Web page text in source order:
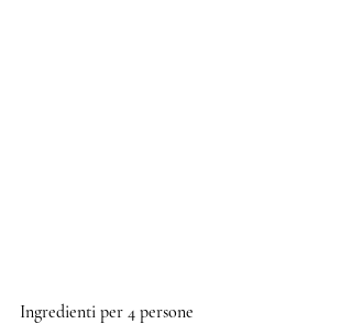
Ingredienti per 4 persone